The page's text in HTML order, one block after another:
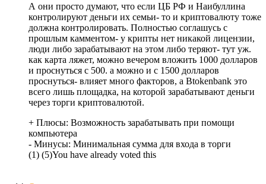
А они просто думают, что если ЦБ РФ и Наибуллина
контролируют деньги их семьи- то и криптовалюту тоже
должна контролировать. Полностью соглашусь с
прошлым камментом- у крипты нет никакой лицензии,
люди либо зарабатывают на этом либо теряют- тут уж.
как карта ляжет, можно вечером вложить 1000 долларов
и проснуться с 500. а можно и с 1500 долларов
проснуться- влияет много факторов, а Btokenbank это
всего лишь площадка, на которой зарабатывают деньги
через торги криптовалютой.
+ Плюсы: Возможность зарабатывать при помощи
компьютера
- Минусы: Минимальная сумма для входа в торги
(1) (5)You have already voted this